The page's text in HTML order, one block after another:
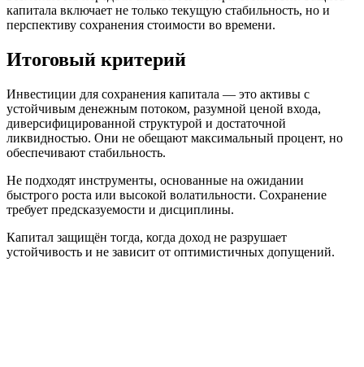
капитала включает не только текущую стабильность, но и
перспективу сохранения стоимости во времени.
Итоговый критерий
Инвестиции для сохранения капитала — это активы с
устойчивым денежным потоком, разумной ценой входа,
диверсифицированной структурой и достаточной
ликвидностью. Они не обещают максимальный процент, но
обеспечивают стабильность.
Не подходят инструменты, основанные на ожидании
быстрого роста или высокой волатильности. Сохранение
требует предсказуемости и дисциплины.
Капитал защищён тогда, когда доход не разрушает
устойчивость и не зависит от оптимистичных допущений.